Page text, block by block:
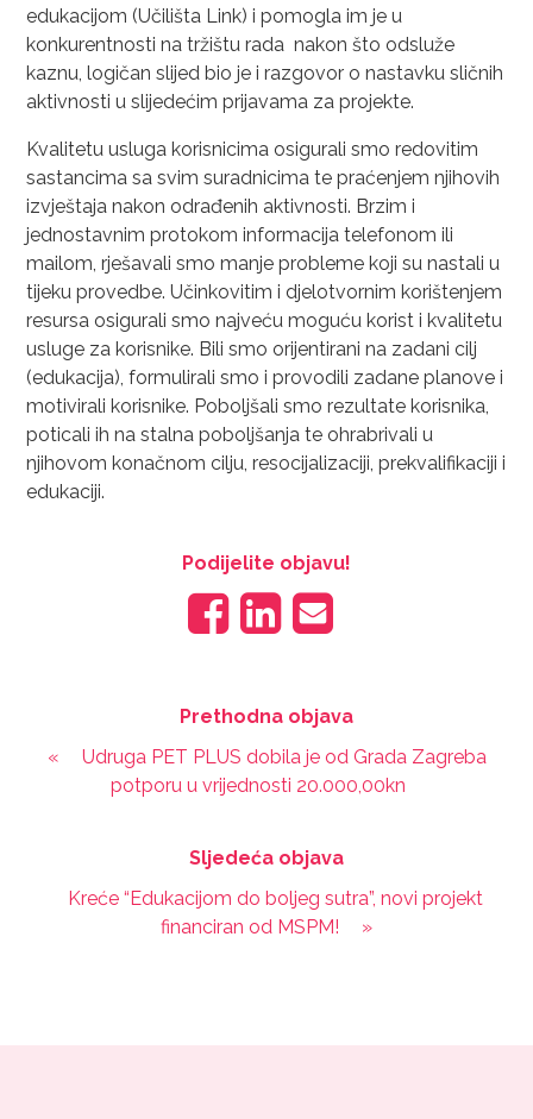
edukacijom (Učilišta Link) i pomogla im je u
konkurentnosti na tržištu rada nakon što odsluže
kaznu, logičan slijed bio je i razgovor o nastavku sličnih
aktivnosti u slijedećim prijavama za projekte.
Kvalitetu usluga korisnicima osigurali smo redovitim
sastancima sa svim suradnicima te praćenjem njihovih
izvještaja nakon odrađenih aktivnosti. Brzim i
jednostavnim protokom informacija telefonom ili
mailom, rješavali smo manje probleme koji su nastali u
tijeku provedbe. Učinkovitim i djelotvornim korištenjem
resursa osigurali smo najveću moguću korist i kvalitetu
usluge za korisnike. Bili smo orijentirani na zadani cilj
(edukacija), formulirali smo i provodili zadane planove i
motivirali korisnike. Poboljšali smo rezultate korisnika,
poticali ih na stalna poboljšanja te ohrabrivali u
njihovom konačnom cilju, resocijalizaciji, prekvalifikaciji i
edukaciji.
Podijelite objavu!
Prethodna objava
«
Udruga PET PLUS dobila je od Grada Zagreba
potporu u vrijednosti 20.000,00kn
Sljedeća objava
Kreće “Edukacijom do boljeg sutra”, novi projekt
financiran od MSPM!
»